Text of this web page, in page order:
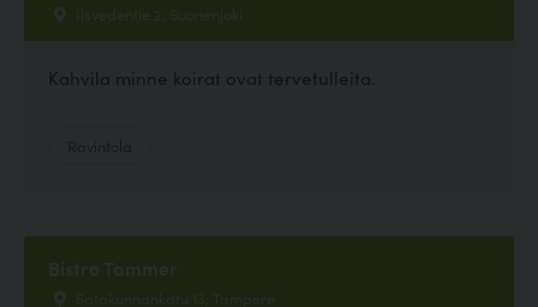
Iisvedentie 2, Suonenjoki
Kahvila minne koirat ovat tervetulleita.
Bistro Tammer
Satakunnankatu 13, Tampere